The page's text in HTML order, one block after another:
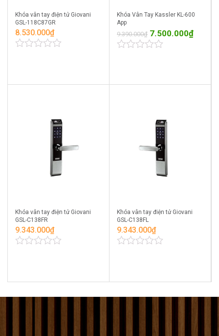
Khóa vân tay điện tử Giovani
GSL-118C87GR
8.530.000₫
5
Khóa Vân Tay Kassler KL-600
App
9.390.000₫ 7.500.000₫
5
Khóa vân tay điện tử Giovani
GSL-C138FR
9.343.000₫
5
Khóa vân tay điện tử Giovani
GSL-C138FL
9.343.000₫
5